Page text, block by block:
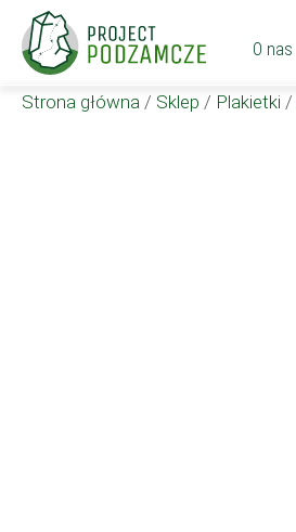
O nas
Strona główna / Sklep / Plakietki /